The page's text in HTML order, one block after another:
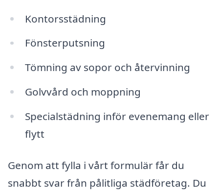
Kontorsstädning
Fönsterputsning
Tömning av sopor och återvinning
Golvvård och moppning
Specialstädning inför evenemang eller
flytt
Genom att fylla i vårt formulär får du
snabbt svar från pålitliga städföretag. Du